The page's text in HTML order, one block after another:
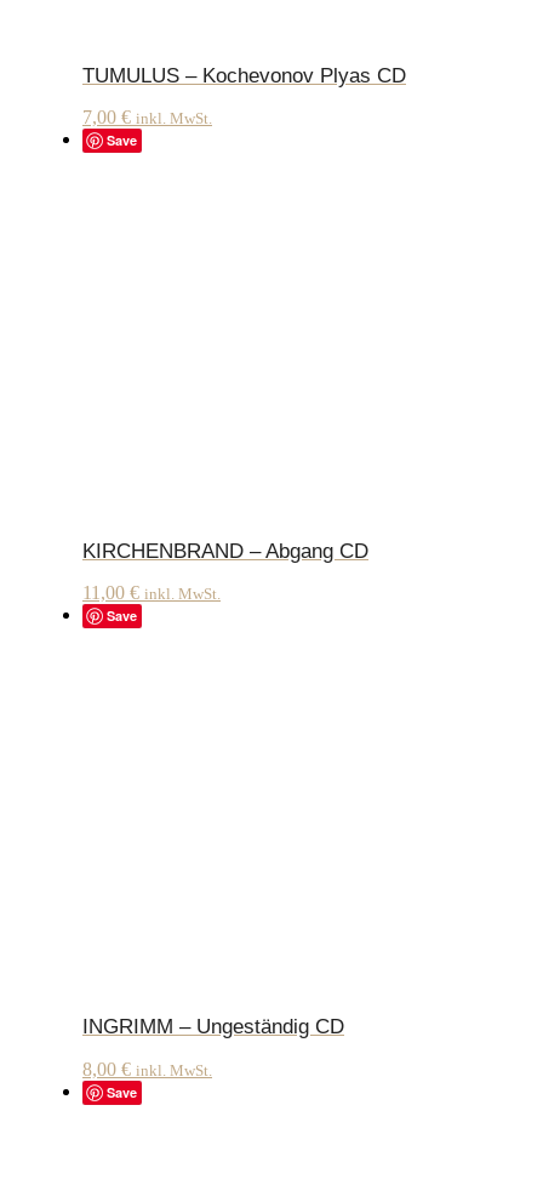
TUMULUS – Kochevonov Plyas CD
7,00 € inkl. MwSt.
Save
KIRCHENBRAND – Abgang CD
11,00 € inkl. MwSt.
Save
INGRIMM – Ungeständig CD
8,00 € inkl. MwSt.
Save